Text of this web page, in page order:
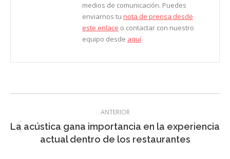
medios de comunicación. Puedes
enviarnos tu nota de prensa desde
este enlace o contactar con nuestro
equipo desde aquí.
entre
entradas
ANTERIOR
Entrada
anterior:
La acústica gana importancia en la experiencia
actual dentro de los restaurantes